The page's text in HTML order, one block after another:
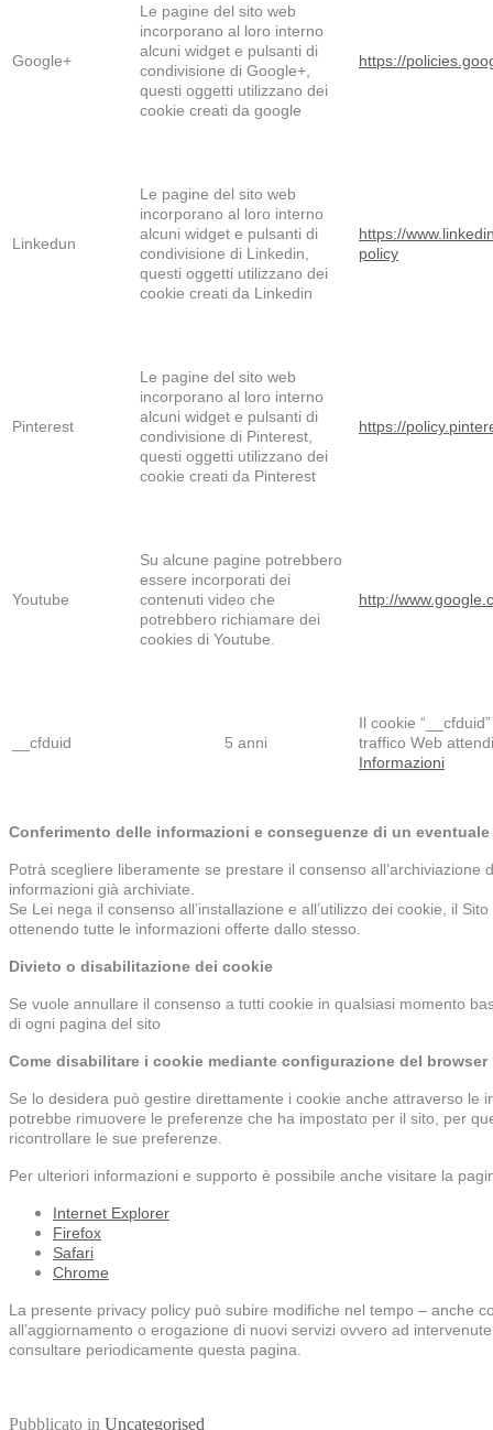
Google+
Le pagine del sito web
incorporano al loro interno
alcuni widget e pulsanti di
condivisione di Google+,
questi oggetti utilizzano dei
cookie creati da google
https://
Linkedun
Le pagine del sito web
incorporano al loro interno
alcuni widget e pulsanti di
condivisione di Linkedin,
questi oggetti utilizzano dei
cookie creati da Linkedin
https://
policy
Pinterest
Le pagine del sito web
incorporano al loro interno
alcuni widget e pulsanti di
condivisione di Pinterest,
questi oggetti utilizzano dei
cookie creati da Pinterest
https://
Youtube
Su alcune pagine potrebbero
essere incorporati dei
contenuti video che
potrebbero richiamare dei
cookies di Youtube.
http://
__cfduid 5 anni
Il cookie
traffico Web
Informazioni
Conferimento delle informazioni e conseguenze di un
Potrà scegliere liberamente se prestare il consenso
informazioni già archiviate.
Se Lei nega il consenso all’installazione e all’utilizzo dei cookie, il
ottenendo tutte le informazioni offerte dallo stesso.
Divieto o disabilitazione dei cookie
Se vuole annullare il consenso a tutti cookie in qualsiasi momento
di ogni pagina del sito
Come disabilitare i cookie mediante configurazione del browser
Se lo desidera può gestire direttamente i cookie anche attraverso le
potrebbe rimuovere le preferenze che ha impostato per il sito, per
ricontrollare le sue preferenze.
Per ulteriori informazioni e supporto è possibile anche visitare la
Internet Explorer
Firefox
Safari
Chrome
La presente privacy policy può subire modifiche nel tempo – anche
all’aggiornamento o erogazione di nuovi servizi ovvero ad
consultare periodicamente questa pagina.
Pubblicato in Uncategorised